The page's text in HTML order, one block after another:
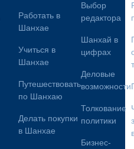
Работать в
Шанхае
Учиться в
Шанхае
Путешествовать
по Шанхаю
Делать покупки
в Шанхае
Выбор
редактора
Шанхай в
цифрах
Деловые
возможности
Толкование
политики
Бизнес-